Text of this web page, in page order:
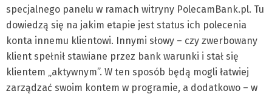
specjalnego panelu w ramach witryny PolecamBank.pl. Tu
dowiedzą się na jakim etapie jest status ich polecenia
konta innemu klientowi. Innymi słowy – czy zwerbowany
klient spełnił stawiane przez bank warunki i stał się
klientem „aktywnym”. W ten sposób będą mogli łatwiej
zarządzać swoim kontem w programie, a dodatkowo – w